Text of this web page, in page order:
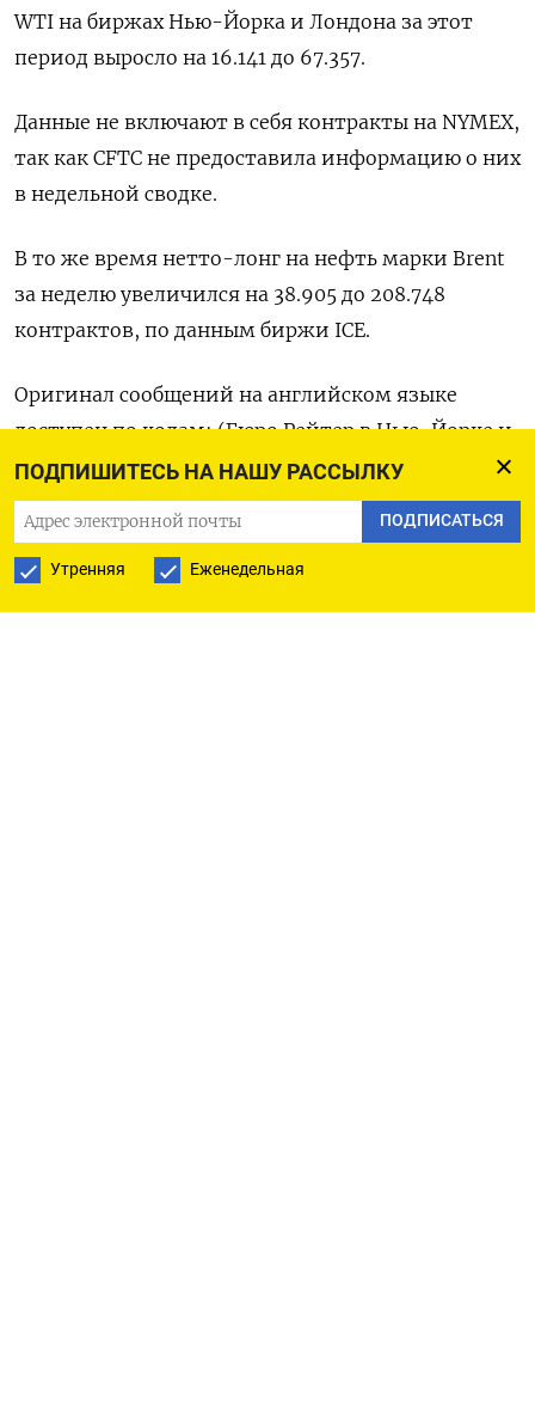
ПОДПИШИТЕСЬ НА НАШУ РАССЫЛКУ
ПОДПИСАТЬСЯ
Утренняя Еженедельная
WTI на биржах Нью-Йорка и Лондона за этот
период выросло на 16.141 до 67.357.
Данные не включают в себя контракты на NYMEX,
так как CFTC не предоставила информацию о них
в недельной сводке.
В то же время нетто-лонг на нефть марки Brent
за неделю увеличился на 38.905 до 208.748
контрактов, по данным биржи ICE.
Оригинал сообщений на английском языке
доступен по кодам: (Бюро Рейтер в Нью-Йорке и
Гданьске)
ПОДПИСАТЬСЯ НА ТЕЛЕГРАМ